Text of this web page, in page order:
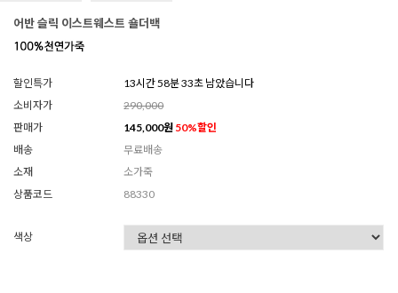
어반 슬릭 이스트웨스트 숄더백
할인특가
13시간 58분 30초 남았습니다
소비자가
290,000
판매가
145,000원 50%할인
배송
무료배송
소재
소가죽
상품코드
88330
색상